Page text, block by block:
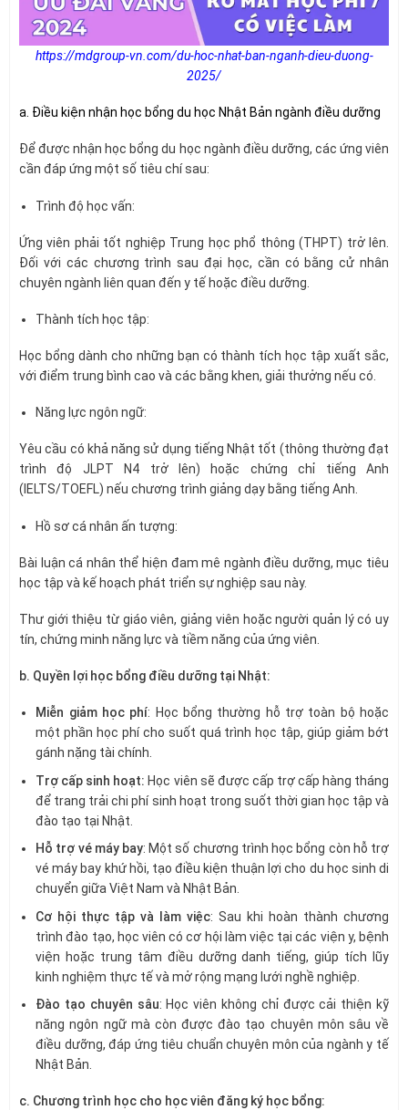
https://mdgroup-vn.com/du-hoc-nhat-ban-nganh-dieu-duong-
2025/
a. Điều kiện nhận học bổng du học Nhật Bản ngành điều dưỡng
Để được nhận học bổng du học ngành điều dưỡng, các ứng viên
cần đáp ứng một số tiêu chí sau:
Trình độ học vấn:
Ứng viên phải tốt nghiệp Trung học phổ thông (THPT) trở lên.
Đối với các chương trình sau đại học, cần có bằng cử nhân
chuyên ngành liên quan đến y tế hoặc điều dưỡng.
Thành tích học tập:
Học bổng dành cho những bạn có thành tích học tập xuất sắc,
với điểm trung bình cao và các bằng khen, giải thưởng nếu có.
Năng lực ngôn ngữ:
Yêu cầu có khả năng sử dụng tiếng Nhật tốt (thông thường đạt
trình độ JLPT N4 trở lên) hoặc chứng chỉ tiếng Anh
(IELTS/TOEFL) nếu chương trình giảng dạy bằng tiếng Anh.
Hồ sơ cá nhân ấn tượng:
Bài luận cá nhân thể hiện đam mê ngành điều dưỡng, mục tiêu
học tập và kế hoạch phát triển sự nghiệp sau này.
Thư giới thiệu từ giáo viên, giảng viên hoặc người quản lý có uy
tín, chứng minh năng lực và tiềm năng của ứng viên.
b. Quyền lợi học bổng điều dưỡng tại Nhật:
Miễn giảm học phí: Học bổng thường hỗ trợ toàn bộ hoặc
một phần học phí cho suốt quá trình học tập, giúp giảm bớt
gánh nặng tài chính.
Trợ cấp sinh hoạt: Học viên sẽ được cấp trợ cấp hàng tháng
để trang trải chi phí sinh hoạt trong suốt thời gian học tập và
đào tạo tại Nhật.
Hỗ trợ vé máy bay: Một số chương trình học bổng còn hỗ trợ
vé máy bay khứ hồi, tạo điều kiện thuận lợi cho du học sinh di
chuyển giữa Việt Nam và Nhật Bản.
Cơ hội thực tập và làm việc: Sau khi hoàn thành chương
trình đào tạo, học viên có cơ hội làm việc tại các viện y, bệnh
viện hoặc trung tâm điều dưỡng danh tiếng, giúp tích lũy
kinh nghiệm thực tế và mở rộng mạng lưới nghề nghiệp.
Đào tạo chuyên sâu: Học viên không chỉ được cải thiện kỹ
năng ngôn ngữ mà còn được đào tạo chuyên môn sâu về
điều dưỡng, đáp ứng tiêu chuẩn chuyên môn của ngành y tế
Nhật Bản.
c. Chương trình học cho học viên đăng ký học bổng: